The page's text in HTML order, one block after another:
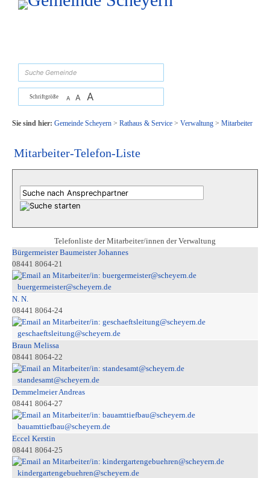
Zum Inhalt, zur Navigationoder zur Startseite springen.
Schriftgröße A A A
Sie sind hier: Gemeinde Scheyern> Rathaus & Service> Verwaltung> Mitarbeiter
Mitarbeiter-Telefon-Liste
Telefonliste der Mitarbeiter/innen der Verwaltung
Bürgermeister Baumeister Johannes
08441 8064-21
buergermeister@scheyern.de
N. N.
08441 8064-24
geschaeftsleitung@scheyern.de
Braun Melissa
08441 8064-22
standesamt@scheyern.de
Demmelmeier Andreas
08441 8064-27
bauamttiefbau@scheyern.de
Eccel Kerstin
08441 8064-25
kindergartengebuehren@scheyern.de